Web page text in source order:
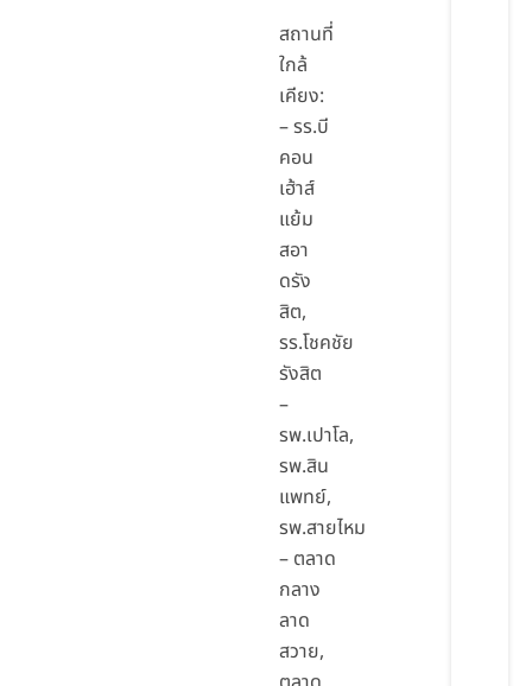
สถานที่
ใกล้
เคียง:
– รร.บี
คอน
เฮ้าส์
แย้ม
สอา
ดรัง
สิต,
รร.โชคชัย
รังสิต
–
รพ.เปาโล,
รพ.สิน
แพทย์,
รพ.สายไหม
– ตลาด
กลาง
ลาด
สวาย,